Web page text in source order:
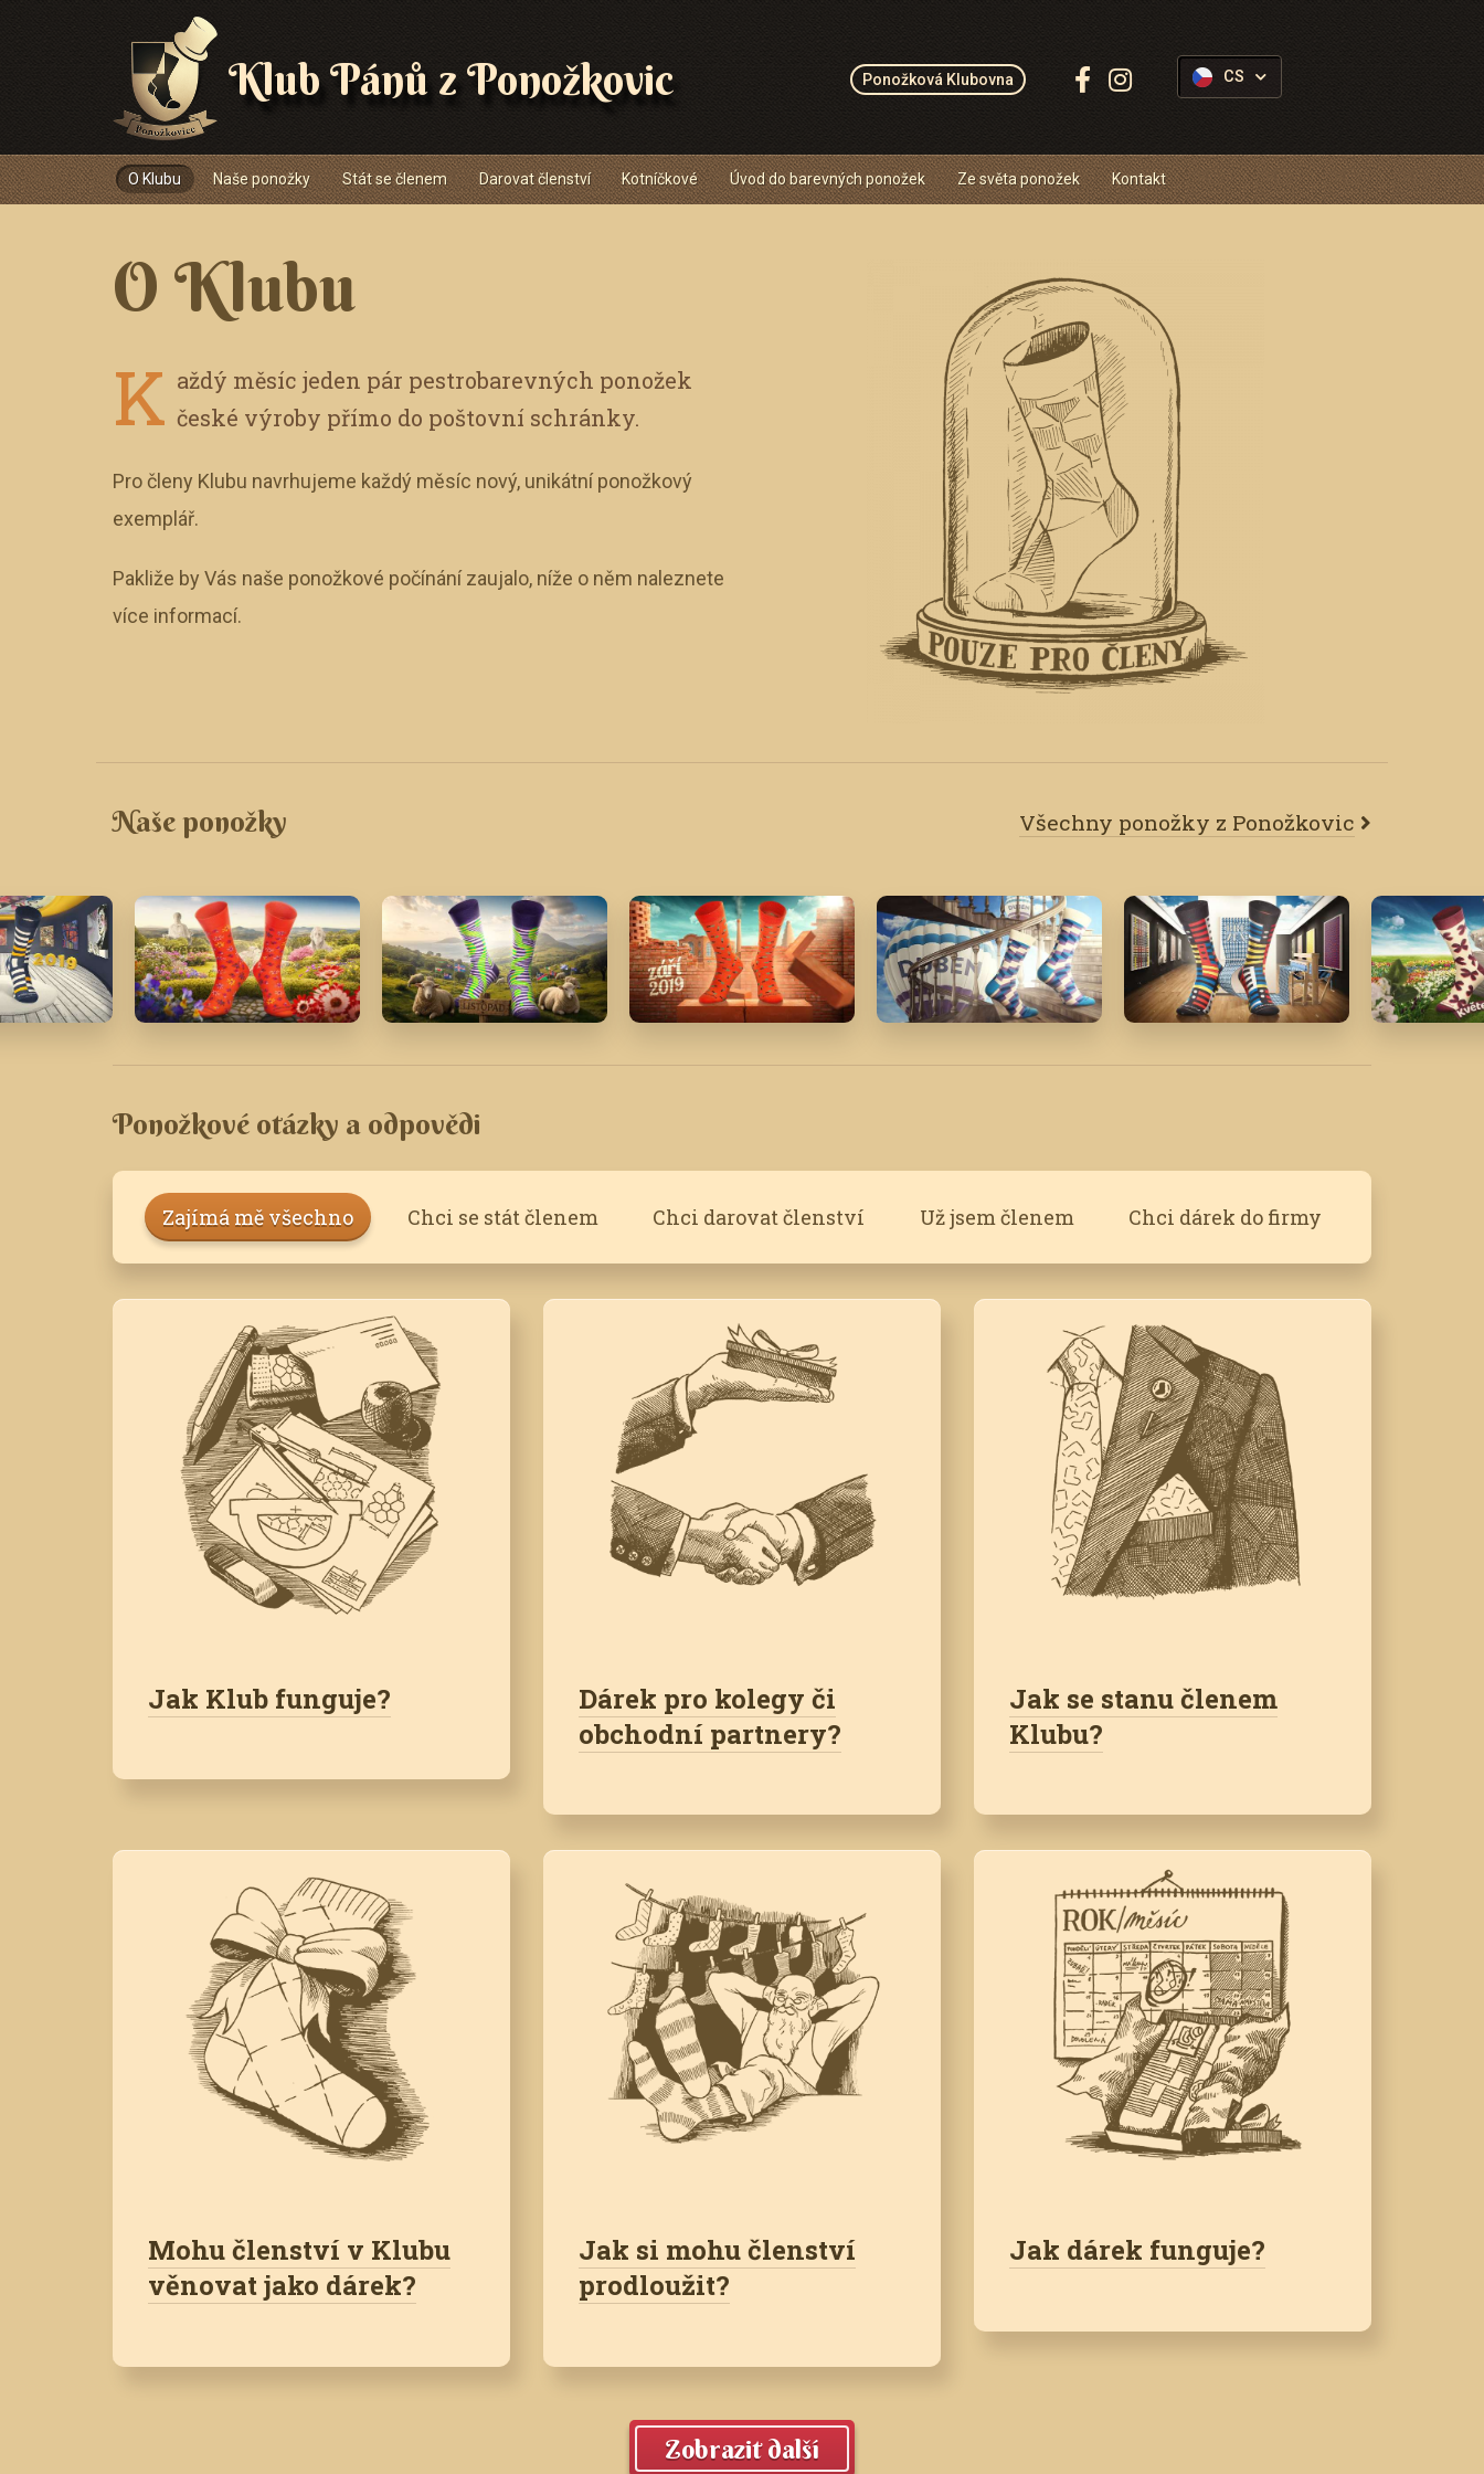
Klub Pánů z Ponožkovic Ponožková Klubovna
Sledujte
CS
Navigace
O Klubu Naše ponožky Stát se členem Darovat členství Kotníčkové Úvod do barevných ponožek Ze světa ponožek Kontakt
O Klubu
K aždý měsíc jeden pár pestrobarevných ponožek
české výroby přímo do poštovní schránky.
Pro členy Klubu navrhujeme každý měsíc nový, unikátní ponožkový
exemplář.
Pakliže by Vás naše ponožkové počínání zaujalo, níže o něm naleznete
více informací.
Naše ponožky Všechny ponožky z Ponožkovic
Ponožkové otázky a odpovědi
Zajímá mě všechno Chci se stát členem Chci darovat členství Už jsem členem Chci dárek do firmy
Jak Klub funguje?
Dárek pro kolegy či
obchodní partnery?
Jak se stanu členem
Klubu?
Mohu členství v Klubu
věnovat jako dárek?
Jak si mohu členství
prodloužit?
Jak dárek funguje?
Zobrazit další